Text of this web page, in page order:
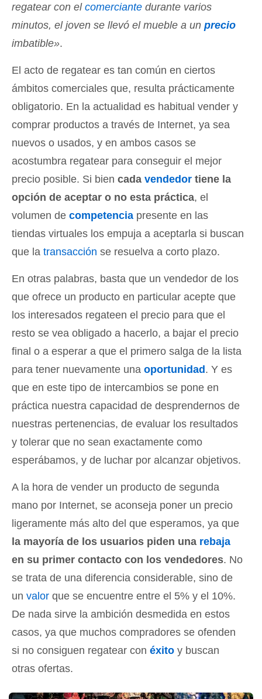
regatear con el comerciante durante varios
minutos, el joven se llevó el mueble a un precio
imbatible».
El acto de regatear es tan común en ciertos
ámbitos comerciales que, resulta prácticamente
obligatorio. En la actualidad es habitual vender y
comprar productos a través de Internet, ya sea
nuevos o usados, y en ambos casos se
acostumbra regatear para conseguir el mejor
precio posible. Si bien cada vendedor tiene la
opción de aceptar o no esta práctica, el
volumen de competencia presente en las
tiendas virtuales los empuja a aceptarla si buscan
que la transacción se resuelva a corto plazo.
En otras palabras, basta que un vendedor de los
que ofrece un producto en particular acepte que
los interesados regateen el precio para que el
resto se vea obligado a hacerlo, a bajar el precio
final o a esperar a que el primero salga de la lista
para tener nuevamente una oportunidad. Y es
que en este tipo de intercambios se pone en
práctica nuestra capacidad de desprendernos de
nuestras pertenencias, de evaluar los resultados
y tolerar que no sean exactamente como
esperábamos, y de luchar por alcanzar objetivos.
A la hora de vender un producto de segunda
mano por Internet, se aconseja poner un precio
ligeramente más alto del que esperamos, ya que
la mayoría de los usuarios piden una rebaja
en su primer contacto con los vendedores. No
se trata de una diferencia considerable, sino de
un valor que se encuentre entre el 5% y el 10%.
De nada sirve la ambición desmedida en estos
casos, ya que muchos compradores se ofenden
si no consiguen regatear con éxito y buscan
otras ofertas.